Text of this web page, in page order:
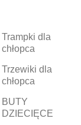
Trampki dla
chłopca
Trzewiki dla
chłopca
BUTY
DZIECIĘCE